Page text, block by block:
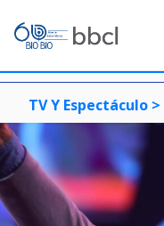
TV Y Espectáculo >